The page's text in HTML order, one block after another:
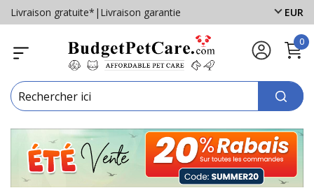
Livraison gratuite* | Livraison garantie EUR
0